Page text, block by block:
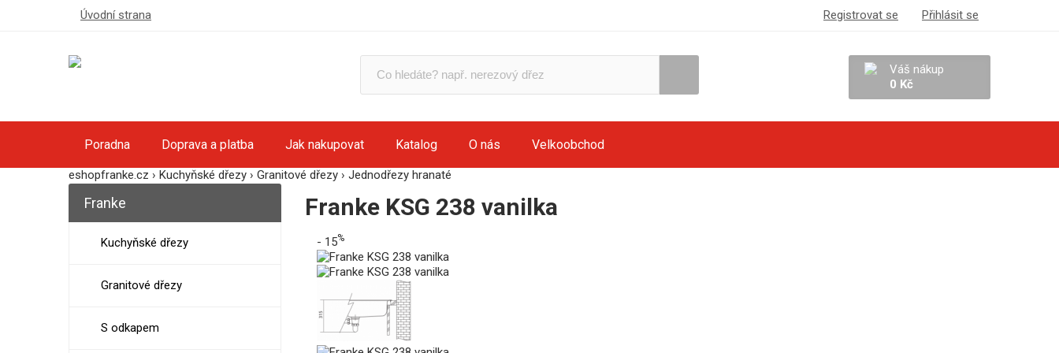
Úvodní strana Registrovat se Přihlásit se
Váš nákup
0 Kč
Poradna Doprava a platba Jak nakupovat Katalog O nás Velkoobchod
eshopfranke.cz › Kuchyňské dřezy › Granitové dřezy › Jednodřezy hranaté
Franke KSG 238 vanilka
- 15%
Franke
Kuchyňské dřezy
Granitové dřezy
S odkapem